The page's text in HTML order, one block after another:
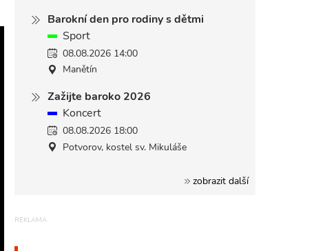
Barokní den pro rodiny s dětmi
Sport
08.08.2026 14:00
Manětín
Zažijte baroko 2026
Koncert
08.08.2026 18:00
Potvorov, kostel sv. Mikuláše
zobrazit další